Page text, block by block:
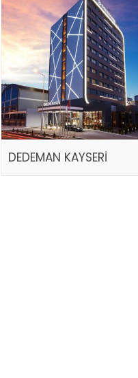
DEDEMAN KAYSERİ